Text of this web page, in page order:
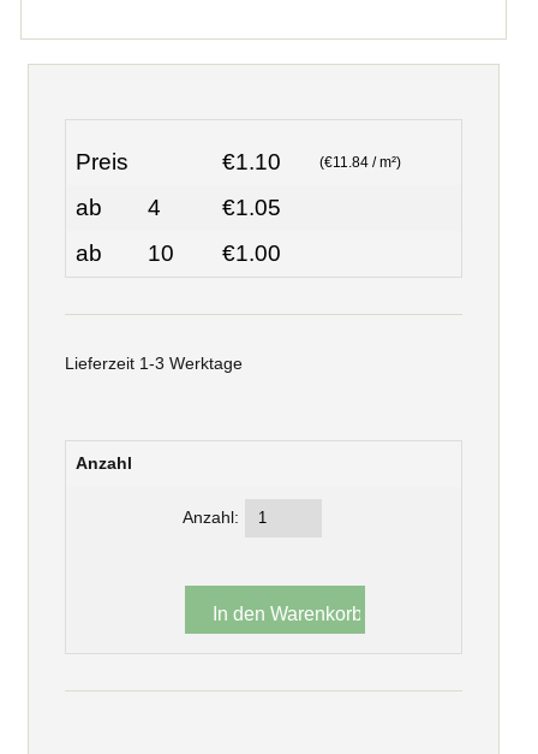
Preis €1.10 (€11.84 / m²)
ab 4
€1.05
ab
10 €1.00
Lieferzeit 1-3 Werktage
Anzahl
Anzahl: